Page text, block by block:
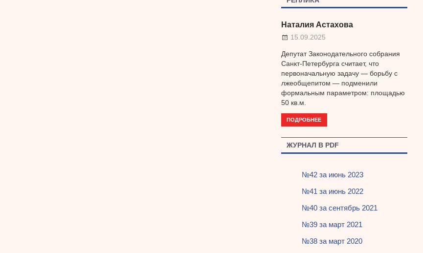
Наталия Астахова
15.09.2025
Депутат Законодательного собрания
Санкт-Петербурга считает, что
первоначальную задачу — борьбу с
лжеобщепитом — подменили
формальным параметром: площадью
50 кв.м.
ПОДРОБНЕЕ
ЖУРНАЛ В PDF
№42 за июнь 2023
№41 за июнь 2022
№40 за сентябрь 2021
№39 за март 2021
№38 за март 2020